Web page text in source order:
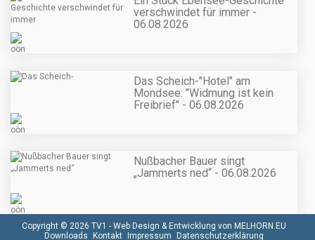
verschwindet für immer -
06.08.2026
Das Scheich-"Hotel" am
Mondsee: "Widmung ist kein
Freibrief" - 06.08.2026
Nußbacher Bauer singt
„Jammerts ned“ - 06.08.2026
Copyright © 2026 TV1 - Web Design & Entwicklung von MELHORN.EU
Downloads Kontakt Impressum Datenschutzerklärung